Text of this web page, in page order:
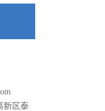
新区泰